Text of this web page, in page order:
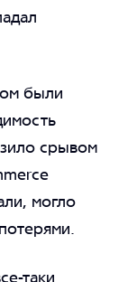
были
срывом
могло
таки